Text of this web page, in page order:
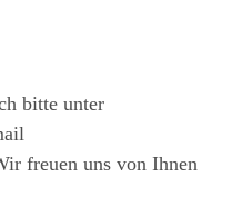
bitte unter
freuen uns von Ihnen